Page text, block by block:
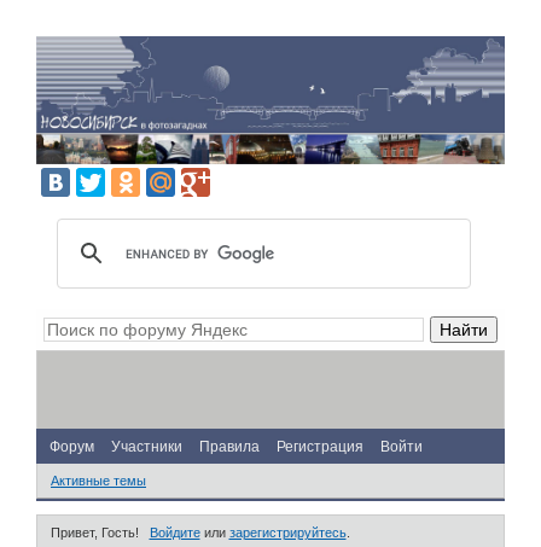
Форум Участники Правила Регистрация Войти
Активные темы
Привет, Гость! Войдитеили зарегистрируйтесь.